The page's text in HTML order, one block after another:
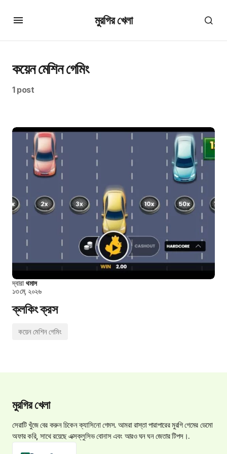
মুরগির খেলা
কয়েন মেশিন গেমিং
1 post
দ্বারা থমাস
১৩ মে, ২০২৬
ক্লকিং ক্রস
কয়েন মেশিন গেমিং
মুরগির খেলা
সেরাটি খুঁজে বের করুনচিকেন ক্যাসিনো গেমস. আমরা রাস্তা পারাপারের মুরগি গেমের ডেমো
অফার করি, সাথে রয়েছে এক্সক্লুসিভ বোনাস এবং আরও ঘন ঘন জেতার টিপস।.